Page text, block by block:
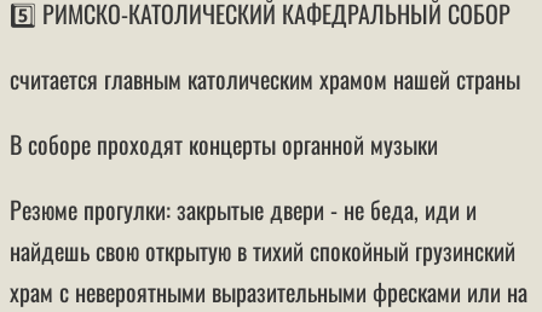
5️⃣ РИМСКО-КАТОЛИЧЕСКИЙ КАФЕДРАЛЬНЫЙ СОБОР
считается главным католическим храмом нашей страны
В соборе проходят концерты органной музыки
Резюме прогулки: закрытые двери - не беда, иди и
найдешь свою открытую в тихий спокойный грузинский
храм с невероятными выразительными фресками или на